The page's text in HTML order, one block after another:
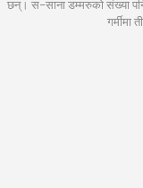
छन्। स–साना डम्मरुको संख्या
गर्मीमा